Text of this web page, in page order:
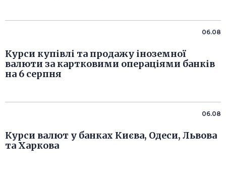
06.08
Курси купівлі та продажу іноземної
валюти за картковими операціями банків
на 6 серпня
06.08
Курси валют у банках Києва, Одеси, Львова
та Харкова